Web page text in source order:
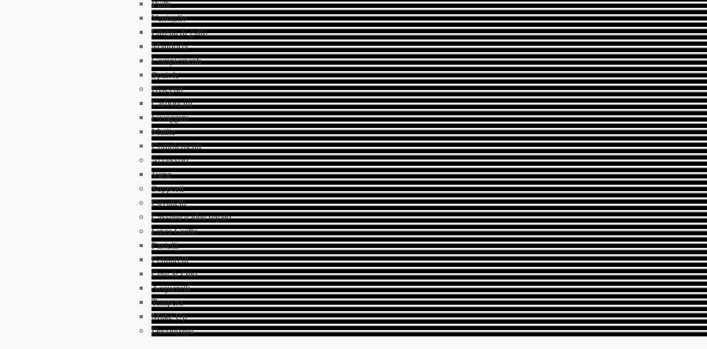
Piatti
Ventaglio
Lingua di gatto
Mandorla
Complementi
Spatole
Disegno
Carboncini
Fusaggini
Matite
Complementi
Accessori
Varie
Supporti
Cavalletti
Cassette e idee regalo
Linea Giotto
Pastelli
Pennarelli
Cere & Olio
Acquerelli
Tempera
Make Up
Decoupage